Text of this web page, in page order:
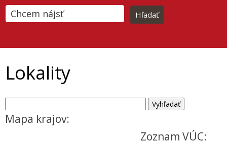
Lokality
Mapa krajov:
Zoznam VÚC: